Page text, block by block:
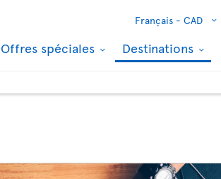
Français - CAD
Offres spéciales Destinations